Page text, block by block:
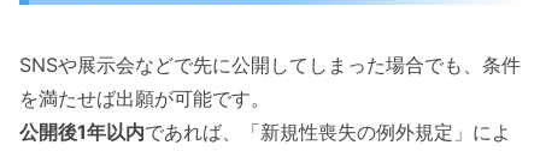
SNSや展示会などで先に公開してしまった場合でも、条件
を満たせば出願が可能です。
公開後1年以内であれば、「新規性喪失の例外規定」によ